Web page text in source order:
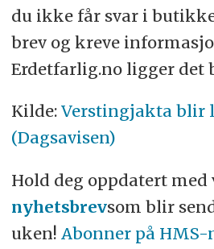
du ikke får svar i
brev og kreve
Erdetfarlig.no ligger det
Kilde: Verstingjakta blir
(Dagsavisen)
Hold deg oppdatert med
nyhetsbrevsom blir
uken! Abonner på